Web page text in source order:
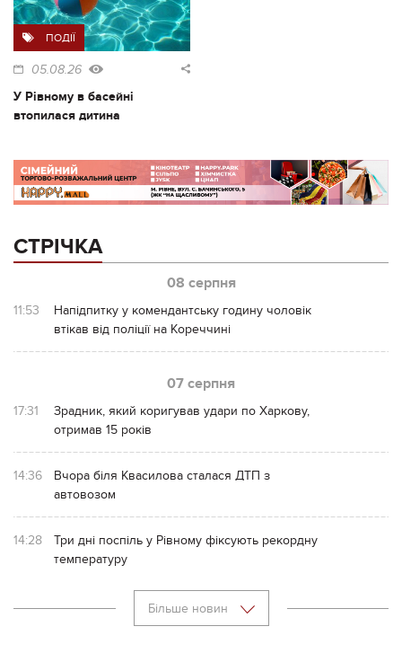
ПОДІЇ
05.08.26
У Рівному в басейні
втопилася дитина
СТРІЧКА
08 серпня
11:53
Напідпитку у комендантську годину чоловік
втікав від поліції на Кореччині
07 серпня
17:31
Зрадник, який коригував удари по Харкову,
отримав 15 років
14:36
Вчора біля Квасилова сталася ДТП з
автовозом
14:28
Три дні поспіль у Рівному фіксують рекордну
температуру
Більше новин